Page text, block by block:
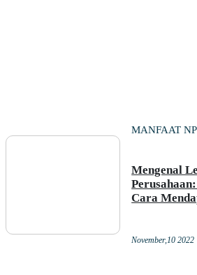
MANFAAT
Mengenal
Cara
November,10 2022